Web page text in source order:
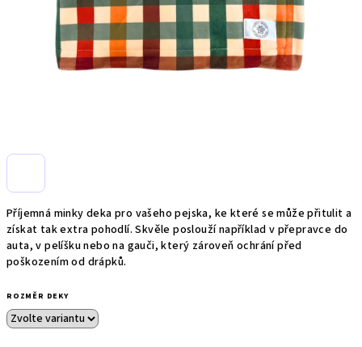
Příjemná minky deka pro vašeho pejska, ke které se může přitulit a
získat tak extra pohodlí. Skvěle poslouží například v přepravce do
auta, v pelíšku nebo na gauči, který zároveň ochrání před
poškozením od drápků.
ROZMĚR DEKY